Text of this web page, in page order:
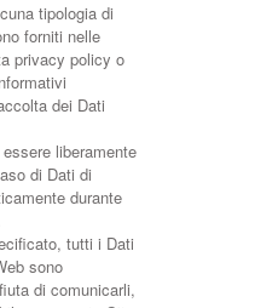
tipologia di
forniti nelle
privacy policy o
dei Dati
liberamente
di Dati di
durante
tutti i Dati
sono
di comunicarli,